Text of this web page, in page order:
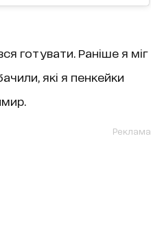
готувати. Раніше я міг
які я пенкейки
Реклама